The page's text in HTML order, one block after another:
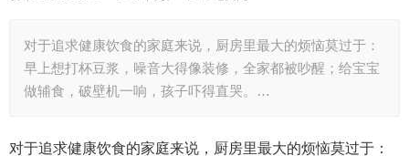
对于追求健康饮食的家庭来说，厨房里最大的烦恼莫过于：
早上想打杯豆浆，噪音大得像装修，全家都被吵醒；给宝宝
做辅食，破壁机一响，孩子吓得直哭。…
对于追求健康饮食的家庭来说，厨房里最大的烦恼莫过于：